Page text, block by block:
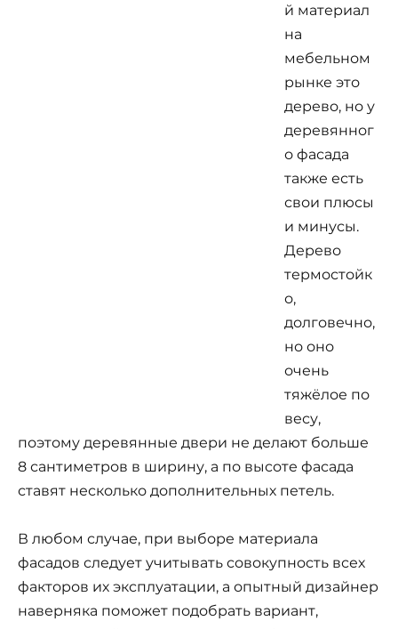
й материал
на
мебельном
рынке это
дерево, но у
деревянног
о фасада
также есть
свои плюсы
и минусы.
Дерево
термостойк
о,
долговечно,
но оно
очень
тяжёлое по
весу,
поэтому деревянные двери не делают больше
8 сантиметров в ширину, а по высоте фасада
ставят несколько дополнительных петель.
В любом случае, при выборе материала
фасадов следует учитывать совокупность всех
факторов их эксплуатации, а опытный дизайнер
наверняка поможет подобрать вариант,